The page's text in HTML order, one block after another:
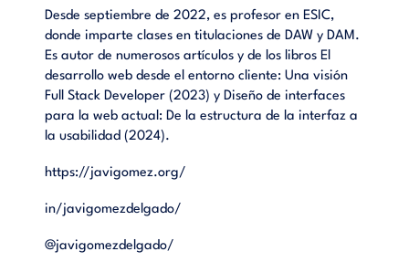
Desde septiembre de 2022, es profesor en ESIC,
donde imparte clases en titulaciones de DAW y DAM.
Es autor de numerosos artículos y de los libros El
desarrollo web desde el entorno cliente: Una visión
Full Stack Developer (2023) y Diseño de interfaces
para la web actual: De la estructura de la interfaz a
la usabilidad (2024).
https://javigomez.org/
in/javigomezdelgado/
@javigomezdelgado/